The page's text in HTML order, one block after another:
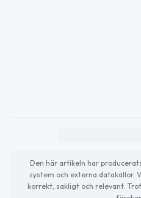
Den här artikeln har
system och externa datakällor.
korrekt, sakligt och relevant.